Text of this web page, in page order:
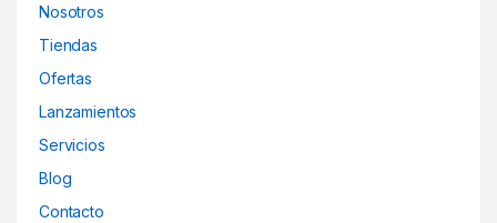
Nosotros
Tiendas
Ofertas
Lanzamientos
Servicios
Blog
Contacto